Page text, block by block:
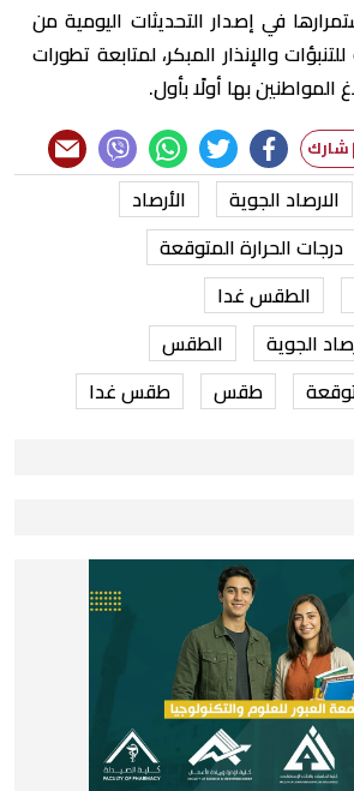
في إصدار التحديثات اليومية من
والإنذار المبكر، لمتابعة تطورات
المواطنين بها أولًا بأول.
الارصاد الجوية
الأرصاد
درجات الحرارة المتوقعة
الطقس غدا
الجوية
الطقس
طقس طقس غدا